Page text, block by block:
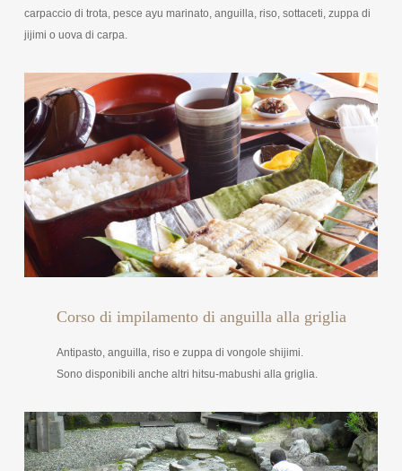
carpaccio di trota, pesce ayu marinato, anguilla, riso, sottaceti, zuppa di
jijimi o uova di carpa.
Corso di impilamento di anguilla alla griglia
Antipasto, anguilla, riso e zuppa di vongole shijimi.
Sono disponibili anche altri hitsu-mabushi alla griglia.